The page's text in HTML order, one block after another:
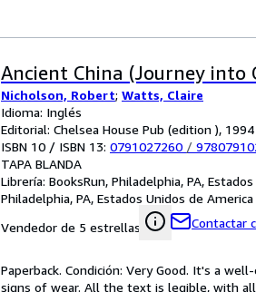
Ancient China (Journey into
Nicholson, Robert; Watts, Claire
Idioma: Inglés
Editorial: Chelsea House Pub (edition ), 1994
ISBN 10 / ISBN 13: 0791027260 /
TAPA BLANDA
Librería: BooksRun, Philadelphia, PA,
Philadelphia, PA, Estados Unidos de America
Vendedor de 5 estrellas
Contactar
Paperback. Condición: Very Good. It's a
signs of wear. All the text is legible, with